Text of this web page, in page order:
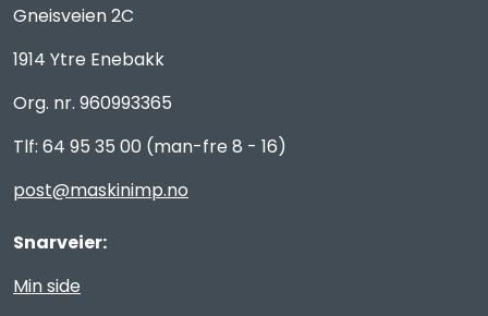
Gneisveien 2C
1914 Ytre Enebakk
Org. nr. 960993365
Tlf: 64 95 35 00 (man-fre 8 - 16)
post@maskinimp.no
Snarveier:
Min side